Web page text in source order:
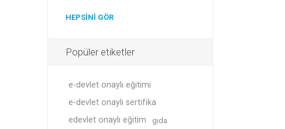
HEPSINI GÖR
Popüler etiketler
e-devlet onaylı eğitimi
e-devlet onaylı sertifika
edevlet onaylı eğitim
gıda